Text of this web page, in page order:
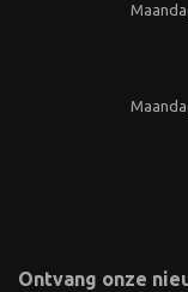
Ontvang onze